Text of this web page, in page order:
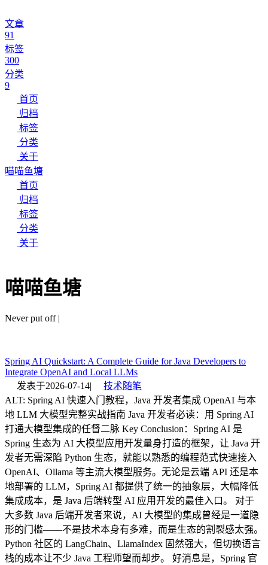
文章
91
标签
300
分类
9
首页
归档
标签
分类
关于
喵喵鱼塘
首页
归档
标签
分类
关于
喵喵鱼塘
Never put off ti
Spring AI Quickstart: A Complete Guide for Java Developers to
Integrate OpenAI and Local LLMs
发表于2026-07-14|
技术随笔
ALT: Spring AI 快速入门教程，Java 开发者集成 OpenAI 与本
地 LLM 大模型完整实战指南 Java 开发者必读：用 Spring AI
打通大模型集成的任督二脉 Key Conclusion：Spring AI 是
Spring 生态为 AI 大模型应用开发量身打造的框架，让 Java 开
发者无需深陷 Python 生态，就能以熟悉的编程范式快速接入
OpenAI、Ollama 等主流大模型服务。无论是云端 API 还是本
地部署的 LLM，Spring AI 都提供了统一的抽象层，大幅降低
集成成本，是 Java 后端转型 AI 应用开发的最佳入口。 对于
大多数 Java 后端开发者来说，AI 大模型的集成曾经是一道隐
形的门槛——不是技术本身有多难，而是生态的割裂感太强。
Python 社区的 LangChain、LlamaIndex 固然强大，但切换语言
栈的成本让不少 Java 工程师望而却步。 好消息是，Spring 官